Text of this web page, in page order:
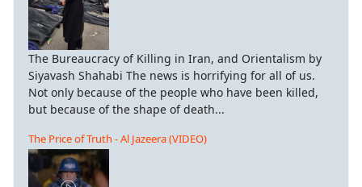
The Bureaucracy of Killing in Iran, and Orientalism by
Siyavash Shahabi The news is horrifying for all of us.
Not only because of the people who have been killed,
but because of the shape of death...
The Price of Truth - Al Jazeera (VIDEO)